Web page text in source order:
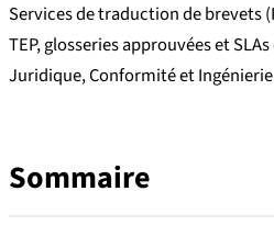
Services de traduction de brevets
TEP, glosseries approuvées et
Juridique, Conformité et
Sommaire